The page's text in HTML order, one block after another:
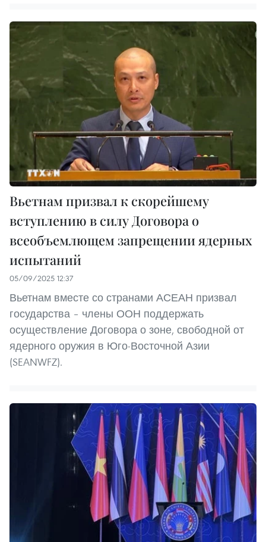
Вьетнам призвал к скорейшему
вступлению в силу Договора о
всеобъемлющем запрещении ядерных
испытаний
05/09/2025 12:37
Вьетнам вместе со странами АСЕАН призвал
государства – члены ООН поддержать
осуществление Договора о зоне, свободной от
ядерного оружия в Юго-Восточной Азии
(SEANWFZ).